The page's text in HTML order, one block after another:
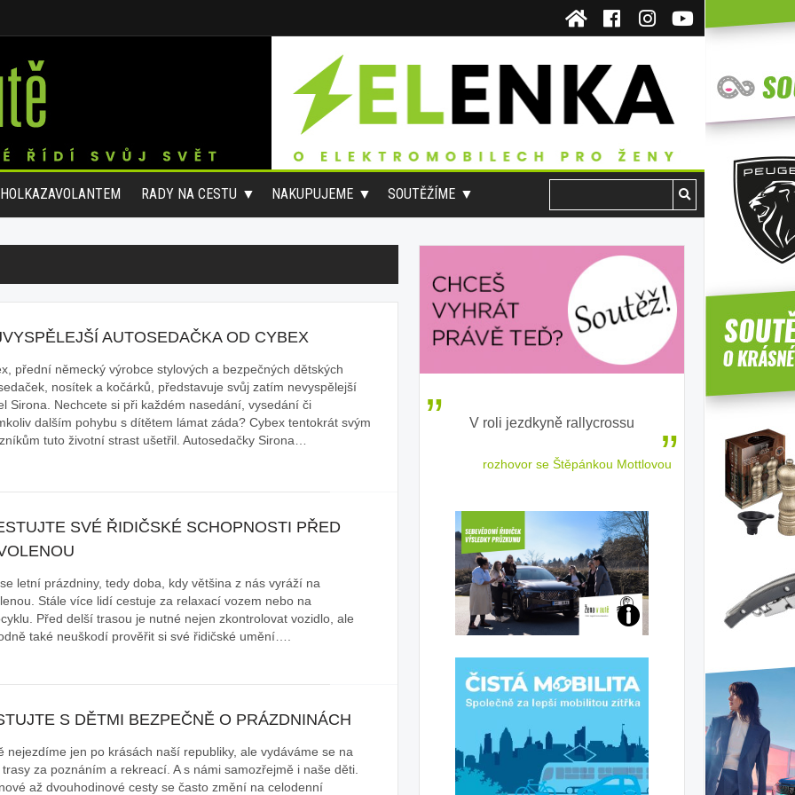
RADY NA CESTU NAKUPUJEME SOUTĚŽÍME
AUTOSEDAČKA OD CYBEX
přední německý výrobce stylových a bezpečných dětských
nosítek a kočárků, představuje svůj zatím nevyspělejší
Sirona. Nechcete si při každém nasedání, vysedání či
dalším pohybu s dítětem lámat záda? Cybex tentokrát svým
tuto životní strast ušetřil. Autosedačky Sirona…
SVÉ ŘIDIČSKÉ SCHOPNOSTI PŘED
letní prázdniny, tedy doba, kdy většina z nás vyráží na
Stále více lidí cestuje za relaxací vozem nebo na
Před delší trasou je nutné nejen zkontrolovat vozidlo, ale
také neuškodí prověřit si své řidičské umění….
S DĚTMI BEZPEČNĚ O PRÁZDNINÁCH
nejezdíme jen po krásách naší republiky, ale vydáváme se na
za poznáním a rekreací. A s námi samozřejmě i naše děti.
až dvouhodinové cesty se často změní na celodenní
správného poutání
autosedačky
Zabavte děti na cestách V roli jezdkyně rallycrossu
rozhovor se Štěpánkou Mottlovou
ženským
Jaké
ženy-
řidičky